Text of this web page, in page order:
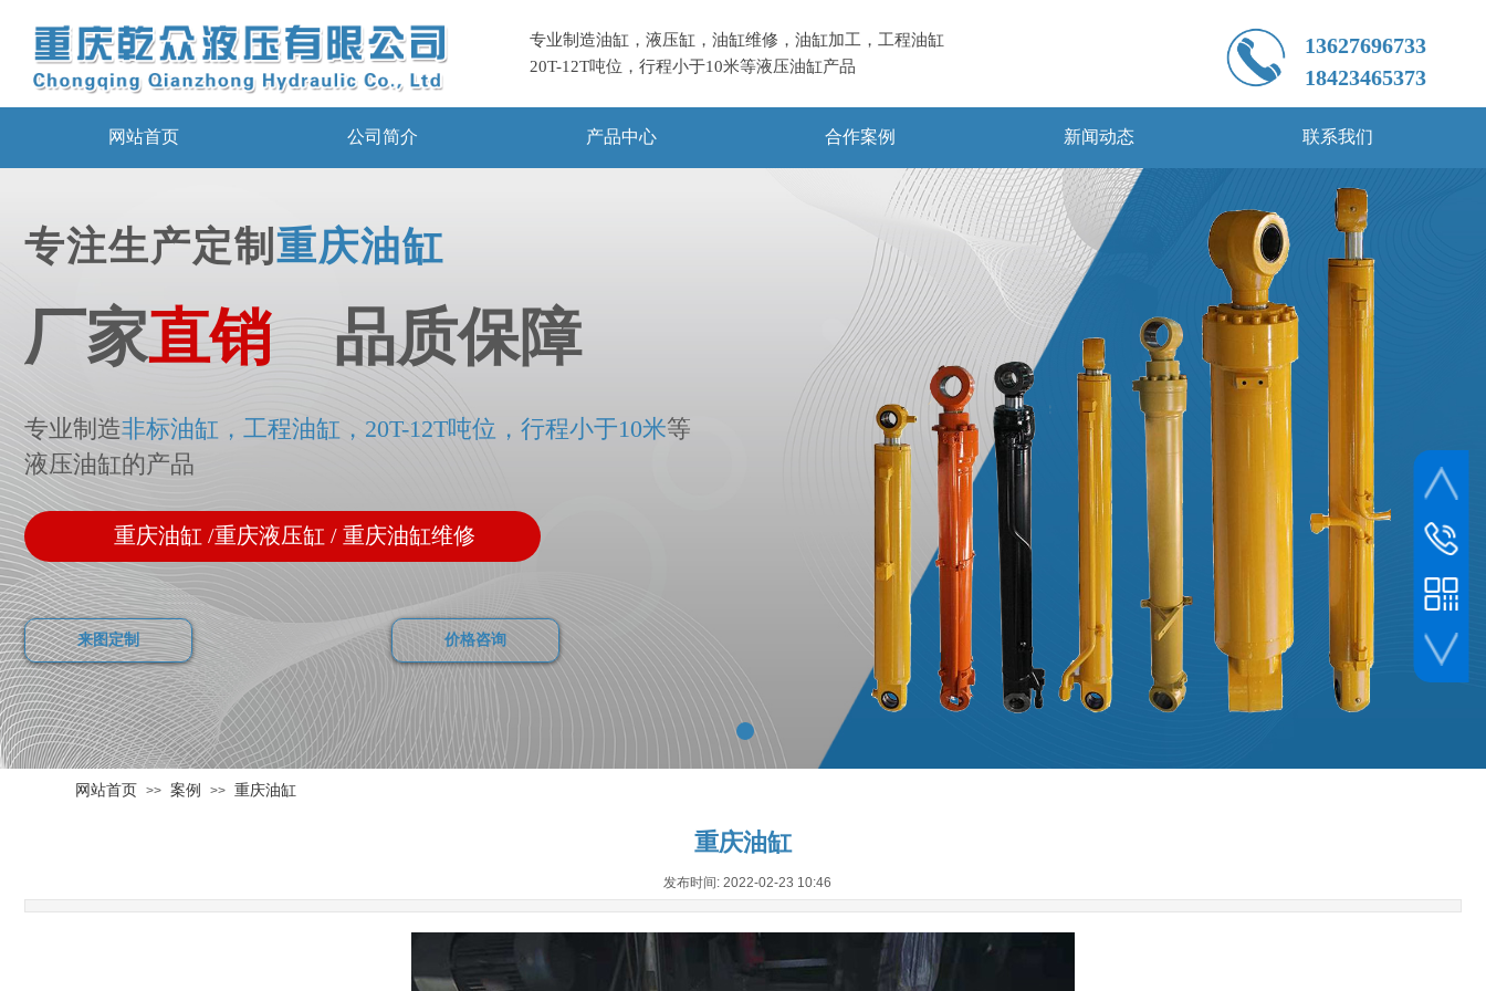
专业制造油缸，液压缸，油缸维修，油缸加工，工程油缸
20T-12T吨位， 行程小于10米等液压油缸产品
网站首页 公司简介 产品中心 合作案例 新闻动态 联系我们
专注生产定制 重庆油缸
厂家直销 品质保障
专业制造非标油缸，工程油缸，20T-12T吨位，行程小于10米等
液压油缸的产品
重庆油缸 /重庆液压缸 / 重庆油缸维修
价格咨询
来图定制
网站首页 >> 案例 >> 重庆油缸
重庆油缸
发布时间: 2022-02-23 10:46
服务热线
24小时